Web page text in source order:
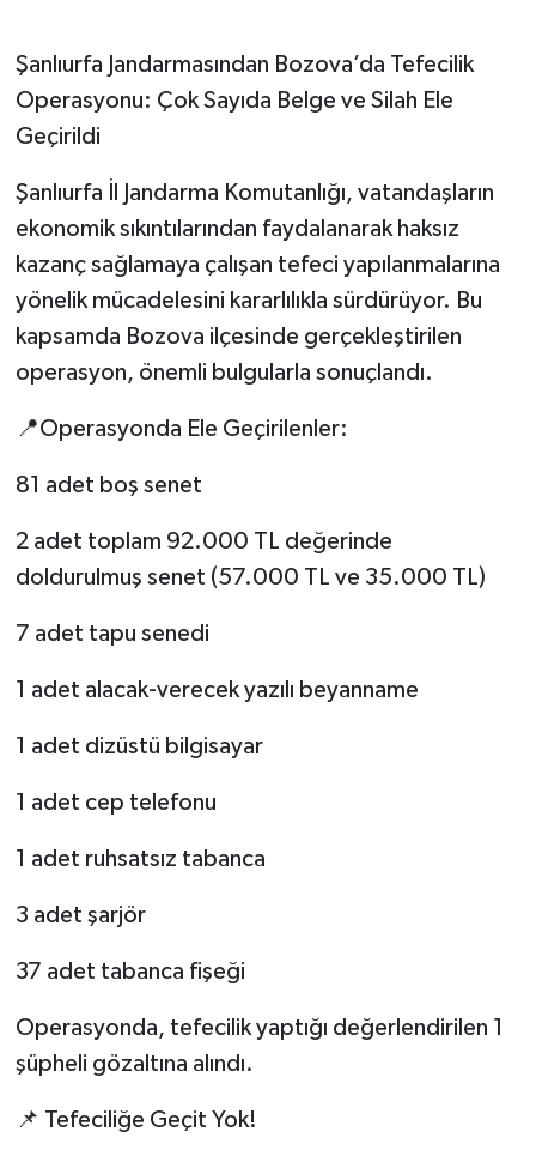
Şanlıurfa Jandarmasından Bozova’da Tefecilik
Operasyonu: Çok Sayıda Belge ve Silah Ele
Geçirildi
Şanlıurfa İl Jandarma Komutanlığı, vatandaşların
ekonomik sıkıntılarından faydalanarak haksız
kazanç sağlamaya çalışan tefeci yapılanmalarına
yönelik mücadelesini kararlılıkla sürdürüyor. Bu
kapsamda Bozova ilçesinde gerçekleştirilen
operasyon, önemli bulgularla sonuçlandı.
📍Operasyonda Ele Geçirilenler:
81 adet boş senet
2 adet toplam 92.000 TL değerinde
doldurulmuş senet (57.000 TL ve 35.000 TL)
7 adet tapu senedi
1 adet alacak-verecek yazılı beyanname
1 adet dizüstü bilgisayar
1 adet cep telefonu
1 adet ruhsatsız tabanca
3 adet şarjör
37 adet tabanca fişeği
Operasyonda, tefecilik yaptığı değerlendirilen 1
şüpheli gözaltına alındı.
📌 Tefeciliğe Geçit Yok!